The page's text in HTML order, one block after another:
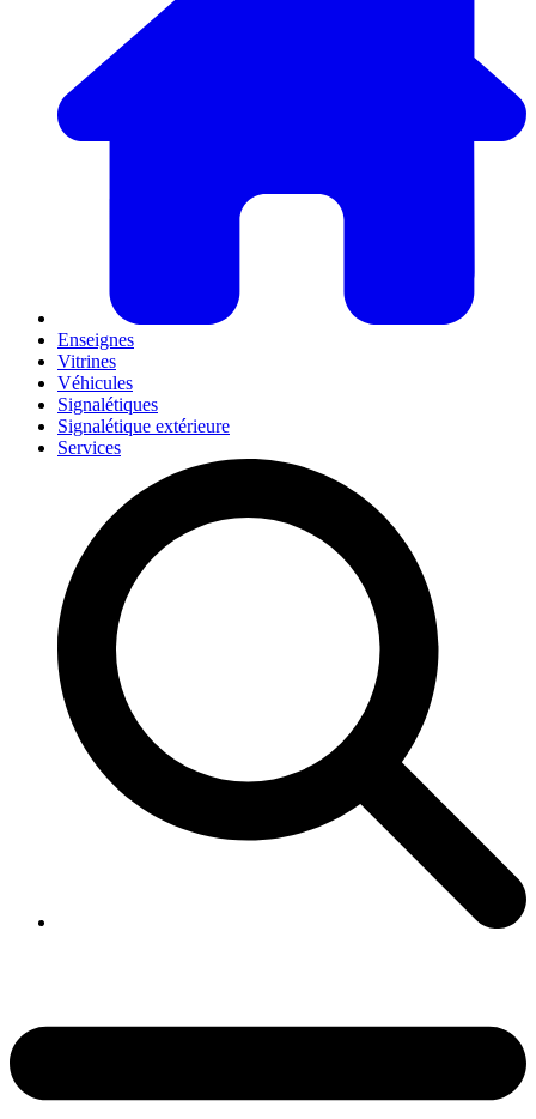
Enseignes
Vitrines
Véhicules
Signalétiques
Signalétique extérieure
Services